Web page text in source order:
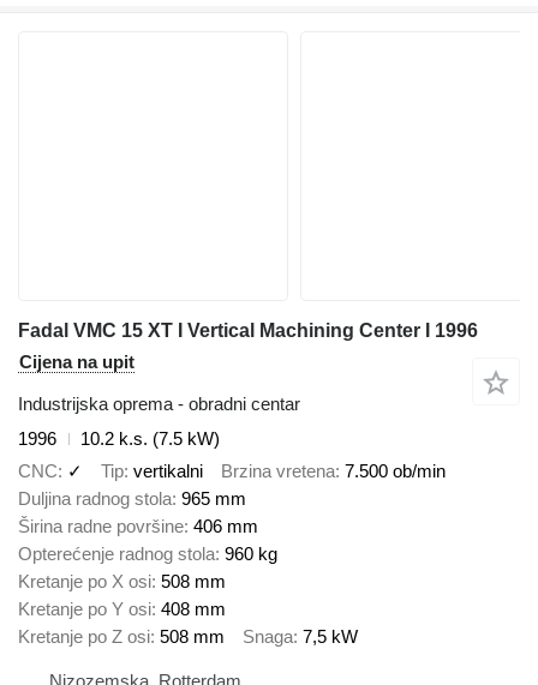
Fadal VMC 15 XT I Vertical Machining Center I 1996
Cijena na upit
Industrijska oprema - obradni centar
1996
10.2 k.s. (7.5 kW)
CNC
✓ Tip vertikalni Brzina vretena 7.500 ob/min
Duljina radnog stola 965 mm
Širina radne površine 406 mm
Opterećenje radnog stola 960 kg
Kretanje po X osi 508 mm
Kretanje po Y osi 408 mm
Kretanje po Z osi 508 mm Snaga 7,5 kW
Nizozemska, Rotterdam